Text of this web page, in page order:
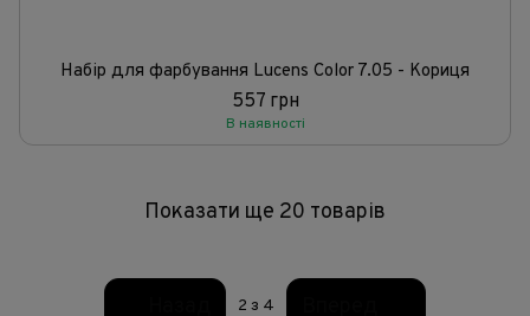
Набір для фарбування Lucens Color 7.05 - Кориця
557 грн
В наявності
Показати ще 20 товарів
2 з 4